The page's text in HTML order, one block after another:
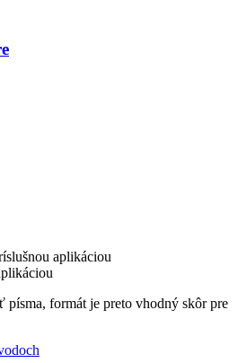
aplikáciou
formát je preto vhodný skôr pre